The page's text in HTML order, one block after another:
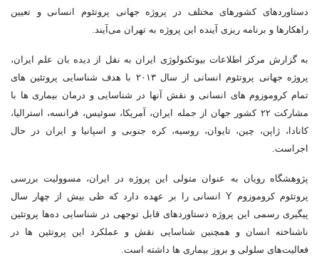
دستاوردهای کشورهای مختلف در پروژه جهانی پروتئوم انسانی و تعیین
راهکارها و برنامه ریزی آینده این پروژه به تهران می‌آیند.
به گزارش مرکز اطلاعات بیوتکنولوژی ایران به نقل از دیده بان علم ایران،
پروژه جهانی پروتئوم انسانی از سال ۲۰۱۳ با هدف شناسایی پروتئین های
تمام کروموزوم های انسانی و نقش آنها در شناسایی و درمان بیماری ها با
مشارکت ۲۲ کشور جهان از جمله ایران، آمریکا، سوئیس، فرانسه، استرالیا،
کانادا، ژاپن، چین، تایوان، روسیه، کره جنوبی و اسپانیا و ایران در حال
اجراست.
پژوهشگاه رویان به عنوان متولی این پروژه در ایران، مسوولیت بررسی
پروتئوم کروموزوم Y انسانی را بر عهده دارد که طی بیش از چهار سال
پیگیری رسمی این پروژه دستاوردهای قابل توجهی در شناسایی ده‌ها پروتئین
ناشناخته انسان و همچنین شناسایی نقش و عملکرد این پروتئین ها در
فعالیت‌های سلولی و بروز بیماری ها داشته است.